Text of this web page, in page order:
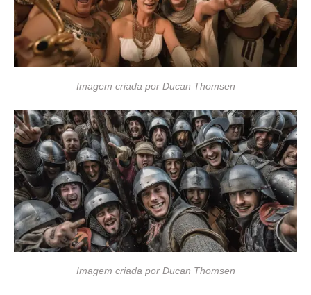
Imagem criada por Ducan Thomsen
Imagem criada por Ducan Thomsen